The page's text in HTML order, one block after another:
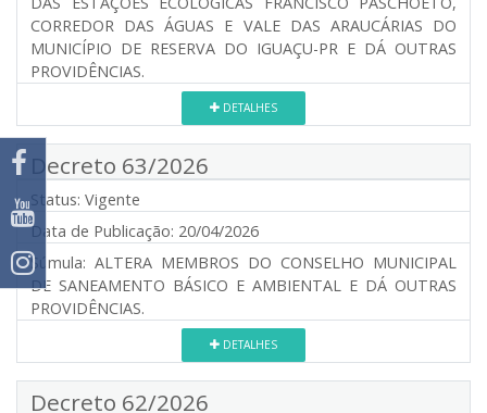
CORREDOR DAS ÁGUAS E VALE DAS ARAUCÁRIAS DO
MUNICÍPIO DE RESERVA DO IGUAÇU-PR E DÁ OUTRAS
PROVIDÊNCIAS.
DETALHES
Decreto 63/2026
Status: Vigente
Data de Publicação: 20/04/2026
Súmula: ALTERA MEMBROS DO CONSELHO MUNICIPAL
DE SANEAMENTO BÁSICO E AMBIENTAL E DÁ OUTRAS
PROVIDÊNCIAS.
DETALHES
Decreto 62/2026